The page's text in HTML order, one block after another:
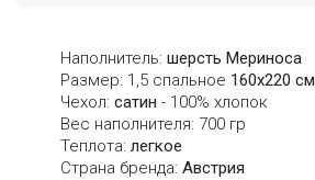
Наполнитель: шерсть Мериноса
Размер: 1,5 спальное 160х220 см
Чехол: сатин - 100% хлопок
Вес наполнителя: 700 гр
Теплота: легкое
Страна бренда: Австрия